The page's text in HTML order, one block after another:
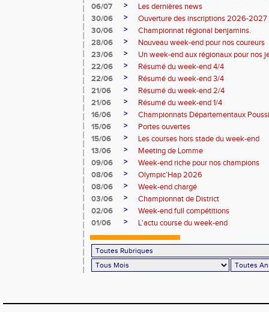
06/07
>
Les dernières news
30/06
>
Ouverture des inscriptions 2026-2027
30/06
>
Championnat régional benjamins.
28/06
>
Nouveau week-end pour nos coureurs
23/06
>
Un week-end aux régionaux pour nos
22/06
>
Résumé du week-end 4/4
22/06
>
Résumé du week-end 3/4
21/06
>
Résumé du week-end 2/4
21/06
>
Résumé du week-end 1/4
16/06
>
Championnats Départementaux
15/06
>
Portes ouvertes
15/06
>
Les courses hors stade du week-end
13/06
>
Meeting de Lomme
09/06
>
Week-end riche pour nos champions
08/06
>
Olympic’Hap 2026
08/06
>
Week-end chargé
03/06
>
Championnat de District
02/06
>
Week-end full compétitions
01/06
> L'actu course du week-end